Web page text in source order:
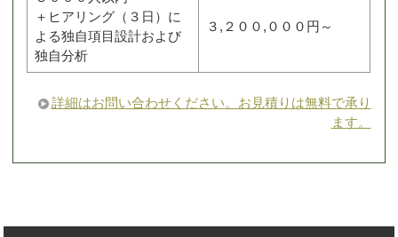
＋ヒアリング（３日）に
よる独自項目設計および
独自分析
３,２００,０００円～
詳細はお問い合わせください。お見積りは無料で承り
ます。